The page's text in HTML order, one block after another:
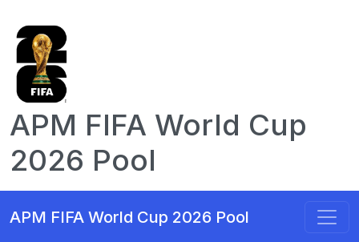
APM FIFA World Cup
2026 Pool
APM FIFA World Cup 2026 Pool